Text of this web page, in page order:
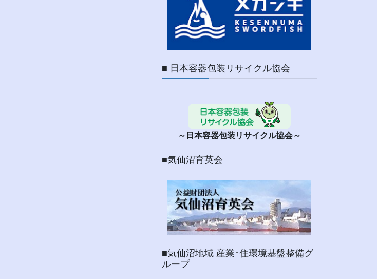
■ 日本容器包装リサイクル協会
～日本容器包装リサイクル協会～
■気仙沼育英会
■気仙沼地域 産業･住環境基盤整備グ
ループ